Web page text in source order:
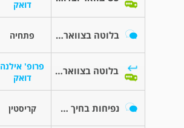
דואק
בלוטה בצוואר במשך כשנה וחצי פתחיה
בלוטה בצוואר במשך כשנה וחצי
פרופ' אילנה
דואק
נפיחות בחיך העליון קריסטין